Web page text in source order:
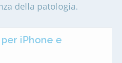
della patologia.
iPhone e